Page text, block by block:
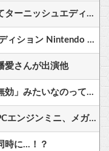
フロム「ナイトレインチーム解散してターニッシュエディション完成させました」←これｗｗｗｗ
『ゼノブレイド ディフィニティブエディション Nintendo Switch 2 Edition』3,713 本
愛さんが出演他
RPGの敵キャラの「毒無効」「混乱無効」みたいなのって冷静に考えるとおかしいよな
ファミコンミニ、スーファミミニ、PCエンジンミニ、メガドラミニ、ネオジオミニ
時に…！？